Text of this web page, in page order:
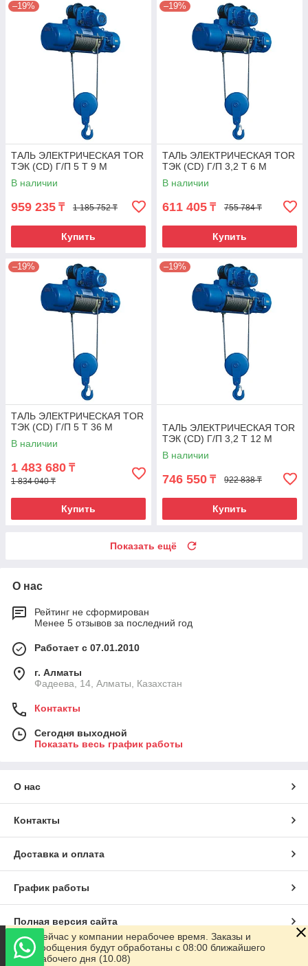
–19%
ТАЛЬ ЭЛЕКТРИЧЕСКАЯ TOR
ТЭК (CD) Г/П 5 Т 9 М
В наличии
959 235 ₸ 1 185 752 ₸
Купить
–19%
ТАЛЬ ЭЛЕКТРИЧЕСКАЯ TOR
ТЭК (CD) Г/П 3,2 Т 6 М
В наличии
611 405 ₸ 755 784 ₸
Купить
–19%
ТАЛЬ ЭЛЕКТРИЧЕСКАЯ TOR
ТЭК (CD) Г/П 5 Т 36 М
В наличии
1 483 680 ₸
1 834 040 ₸
Купить
–19%
ТАЛЬ ЭЛЕКТРИЧЕСКАЯ TOR
ТЭК (CD) Г/П 3,2 Т 12 М
В наличии
746 550 ₸ 922 838 ₸
Купить
Показать ещё
О нас
Рейтинг не сформирован
Менее 5 отзывов за последний год
Работает с 07.01.2010
г. Алматы
Фадеева, 14, Алматы, Казахстан
Контакты
Сегодня выходной
Показать весь график работы
О нас
Контакты
Доставка и оплата
График работы
Полная версия сайта
Сайт создан на маркетплейсе
Сейчас у компании нерабочее время. Заказы и
сообщения будут обработаны с 08:00 ближайшего
рабочего дня (10.08)